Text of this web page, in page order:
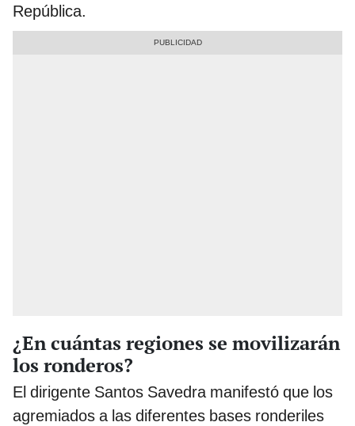
República.
¿En cuántas regiones se movilizarán
los ronderos?
El dirigente Santos Savedra manifestó que los
agremiados a las diferentes bases ronderiles